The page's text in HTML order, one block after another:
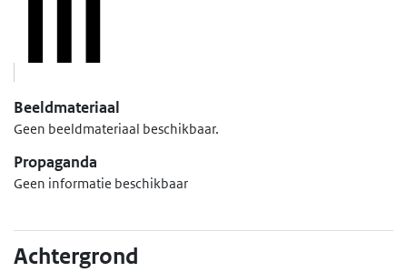
Beeldmateriaal
Geen beeldmateriaal beschikbaar.
Propaganda
Geen informatie beschikbaar
Achtergrond